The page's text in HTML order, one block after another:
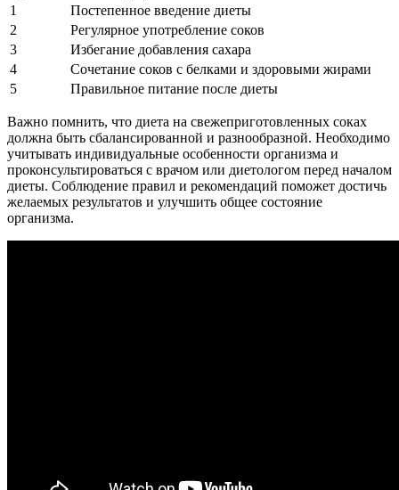
1
Постепенное введение диеты
2
Регулярное употребление соков
3
Избегание добавления сахара
4
Сочетание соков с белками и здоровыми жирами
5
Правильное питание после диеты
Важно помнить, что диета на свежеприготовленных соках
должна быть сбалансированной и разнообразной. Необходимо
учитывать индивидуальные особенности организма и
проконсультироваться с врачом или диетологом перед началом
диеты. Соблюдение правил и рекомендаций поможет достичь
желаемых результатов и улучшить общее состояние
организма.